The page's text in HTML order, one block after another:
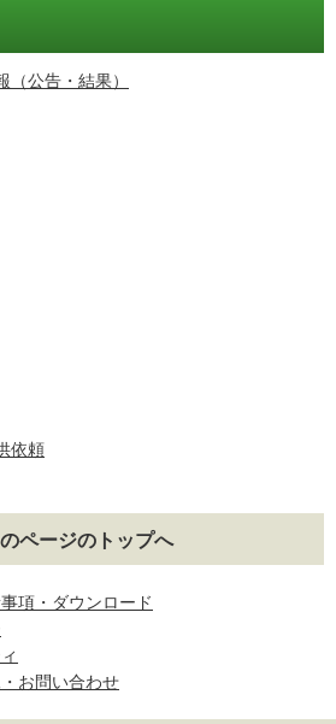
公告・結果）
依頼
ページのトップへ
項・ダウンロード
お問い合わせ